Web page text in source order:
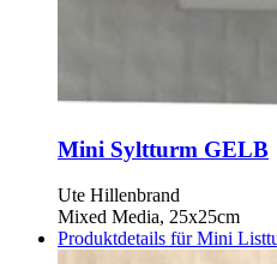
Mini Syltturm GELB
Ute Hillenbrand
Mixed Media, 25x25cm
Produktdetails für Mini